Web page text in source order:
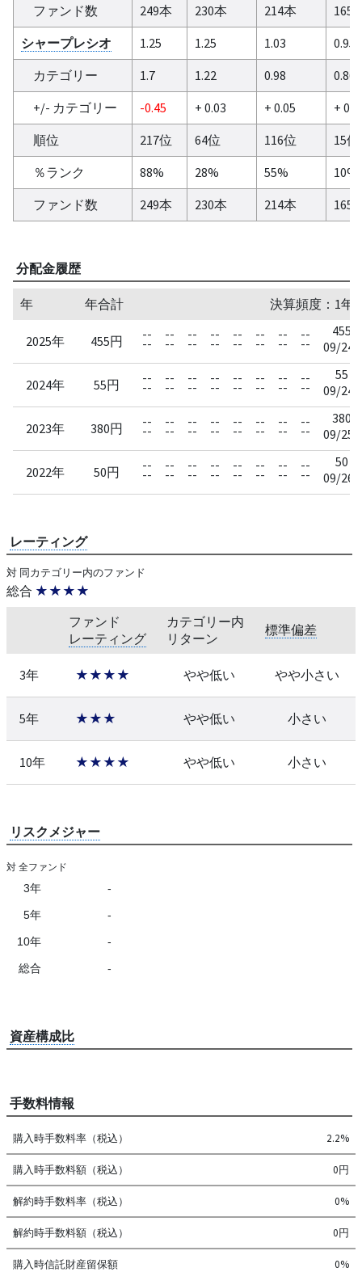
ファンド数 249本 230本 214本
165
シャープレシオ
1.25 1.25 1.03
0.95
カテゴリー
1.7 1.22 0.98
0.86
+/- カテゴリー
-0.45 + 0.03 + 0.05
+
順位
217位 64位 116位
15位
％ランク
88% 28% 55%
10%
ファンド数
249本 230本 214本 165
分配金履歴
年 年合計 決算頻度：1年
2025年 455円 --
--
--
--
--
--
--
--
--
--
--
--
--
--
--
--
455
09/24
2024年 55円 --
--
--
--
--
--
--
--
--
--
--
--
--
--
--
--
55
09/24
2023年 380円 --
--
--
--
--
--
--
--
--
--
--
--
--
--
--
--
380
09/25
2022年 50円 --
--
--
--
--
--
--
--
--
--
--
--
--
--
--
--
50
09/26
レーティング
対 同カテゴリー内のファンド
総合 ★★★★
ファンド
レーティング
カテゴリー内
リターン
標準偏差
3年 ★★★★ やや低い やや小さい
5年 ★★★ やや低い 小さい
10年 ★★★★ やや低い 小さい
リスクメジャー
対 全ファンド
3年 -
5年 -
10年 -
総合 -
資産構成比
手数料情報
購入時手数料率（税込） 2.2%
購入時手数料額（税込） 0円
解約時手数料率（税込） 0%
解約時手数料額（税込） 0円
購入時信託財産留保額 0%